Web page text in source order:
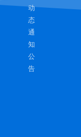
动
态
通
知
公
告